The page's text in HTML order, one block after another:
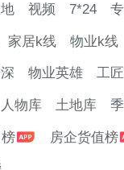
医疗器械的产
、公共卫生保
道。首轮问询
：一家能够同时
械企业，其价值
视频 7*24
家居k线 物业k线
物业英雄 工
人物库 土地库
房企货值榜